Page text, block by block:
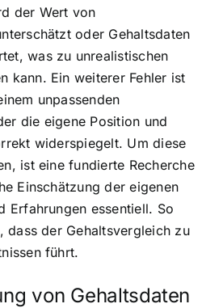
der Wert von
oder Gehaltsdaten
was zu unrealistischen
kann. Ein weiterer Fehler ist
unpassenden
die eigene Position und
widerspiegelt. Um diese
ist eine fundierte Recherche
Einschätzung der eigenen
Erfahrungen essentiell. So
dass der Gehaltsvergleich zu
führt.
von Gehaltsdaten